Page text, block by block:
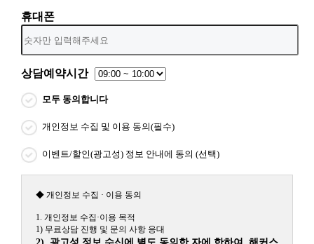
휴대폰
상담예약시간
모두 동의합니다
개인정보 수집 및 이용 동의(필수)
이벤트/할인(광고성) 정보 안내에 동의 (선택)
◆ 개인정보 수집 · 이용 동의
1. 개인정보 수집·이용 목적
1) 무료상담 진행 및 문의 사항 응대